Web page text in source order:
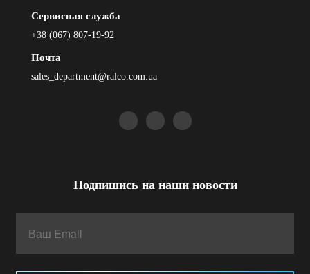
Сервисная служба
+38 (067) 807-19-92
Почта
sales_department@ralco.com.ua
Подпишись на наши новости